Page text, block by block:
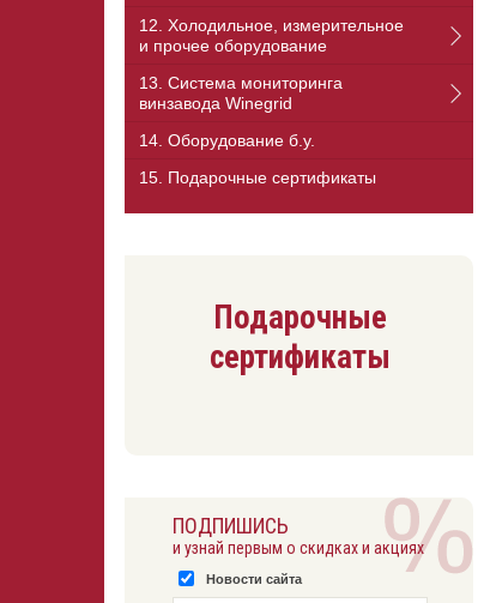
12. Холодильное, измерительное
и прочее оборудование
13. Cистема мониторинга
винзавода Winegrid
14. Оборудование б.у.
15. Подарочные сертификаты
Подарочные
сертификаты
ПОДПИШИСЬ
и узнай первым о скидках и акциях
Новости сайта